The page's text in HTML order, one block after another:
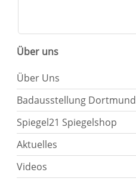
Über uns
Über Uns
Badausstellung Dortmund
Spiegel21 Spiegelshop
Aktuelles
Videos